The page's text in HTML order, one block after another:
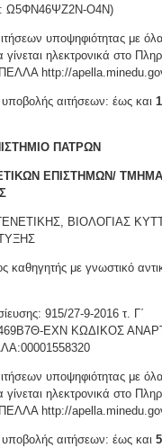
Ω5ΦΝ46ΨΖ2Ν-Ο4Ν)
υποψηφιότητας με
γίνεται ηλεκτρονικά στο
http://
αιτήσεων: έως και
ΠΑΤΡΩΝ
ΕΠΙΣΤΗΜΩΝ/ ΤΜΗΜΑ
ΒΙΟΛΟΓΙΑΣ
καθηγητής με γνωστικό
915/27-9-2016 τ. Γ΄
ΕΧΝ ΚΩΔΙΚΟΣ
υποψηφιότητας με
γίνεται ηλεκτρονικά στο
http://
αιτήσεων: έως και